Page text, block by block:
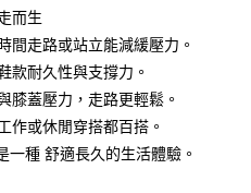
付款」的支付方式。 讓您購物簡單
不需儲值。
即可結帳。
而生
間走路或站立能減緩壓力。
款耐久性與支撐力。
膝蓋壓力，走路更輕鬆。
作或休閒穿搭都百搭。
一種 舒適長久的生活體驗。